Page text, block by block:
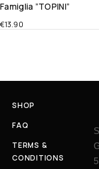
Famiglia ”TOPINI”
€13.90
SHOP
FAQ
TERMS &
CONDITIONS